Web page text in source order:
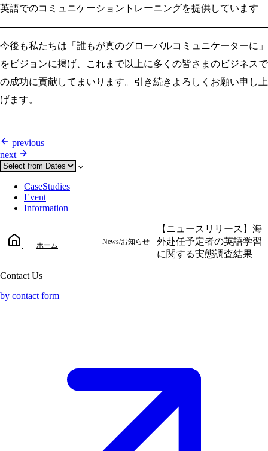
英語でのコミュニケーショントレーニングを提供しています
今後も私たちは「誰もが真のグローバルコミュニケーターに」
をビジョンに掲げ、これまで以上に多くの皆さまのビジネスで
の成功に貢献してまいります。引き続きよろしくお願い申し上
げます。
previous
next
CaseStudies
Event
Information
ホーム News/お知らせ
【ニュースリリース】海
外赴任予定者の英語学習
に関する実態調査結果
Contact Us
by contact form